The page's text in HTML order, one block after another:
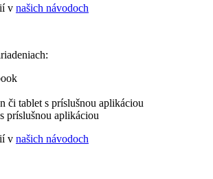
v našich návodoch
či tablet s príslušnou aplikáciou
príslušnou aplikáciou
v našich návodoch